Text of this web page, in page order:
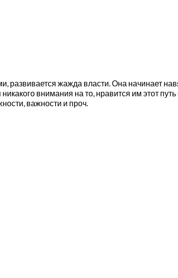
жажда власти. Она начинает
внимания на то, нравится им этот
важности и проч.